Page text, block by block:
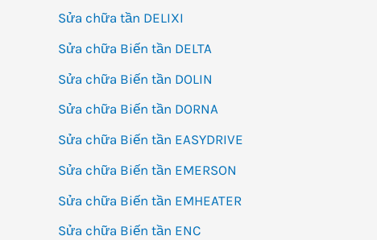
Sửa chữa tần DELIXI
Sửa chữa Biến tần DELTA
Sửa chữa Biến tần DOLIN
Sửa chữa Biến tần DORNA
Sửa chữa Biến tần EASYDRIVE
Sửa chữa Biến tần EMERSON
Sửa chữa Biến tần EMHEATER
Sửa chữa Biến tần ENC